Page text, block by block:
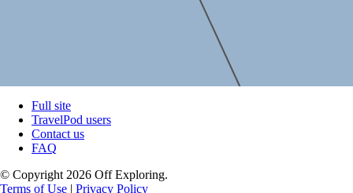
Full site
TravelPod users
Contact us
FAQ
© Copyright 2026 Off Exploring.
Terms of Use | Privacy Policy